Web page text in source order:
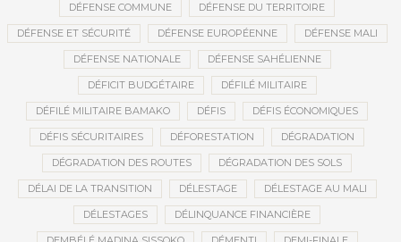
DÉFENSE COMMUNE DÉFENSE DU TERRITOIRE
DÉFENSE ET SÉCURITÉ DÉFENSE EUROPÉENNE DÉFENSE MALI
DÉFENSE NATIONALE DÉFENSE SAHÉLIENNE
DÉFICIT BUDGÉTAIRE DÉFILÉ MILITAIRE
DÉFILÉ MILITAIRE BAMAKO DÉFIS DÉFIS ÉCONOMIQUES
DÉFIS SÉCURITAIRES DÉFORESTATION DÉGRADATION
DÉGRADATION DES ROUTES DÉGRADATION DES SOLS
DÉLAI DE LA TRANSITION DÉLESTAGE DÉLESTAGE AU MALI
DÉLESTAGES DÉLINQUANCE FINANCIÈRE